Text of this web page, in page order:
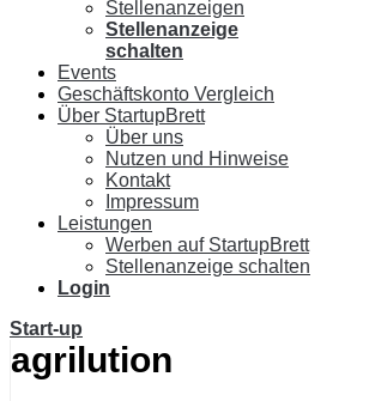
Stellenanzeigen
Stellenanzeige
schalten
Events
Geschäftskonto Vergleich
Über StartupBrett
Über uns
Nutzen und Hinweise
Kontakt
Impressum
Leistungen
Werben auf StartupBrett
Stellenanzeige schalten
Login
Start-up
agrilution